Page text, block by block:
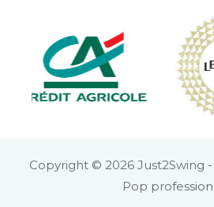
Copyright © 2026 Just2Swing
Pop